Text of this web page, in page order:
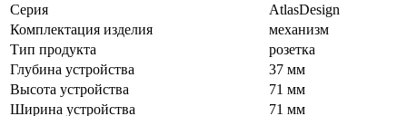
Серия
AtlasDesign
Комплектация изделия
механизм
Тип продукта
розетка
Глубина устройства
37 мм
Высота устройства
71 мм
Ширина устройства
71 мм